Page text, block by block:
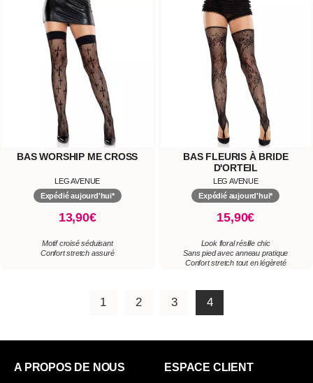
BAS WORSHIP ME CROSS
LEG AVENUE
Expédié aujourd'hui*
13,90€
Motif croisé séduisant
Confort stretch assuré
BAS FLEURIS À BRIDE
D'ORTEIL
LEG AVENUE
Expédié aujourd'hui*
15,90€
Look floral résille chic
Sans pied avec anneau pratique
Confort stretch tout en légèreté
1 2 3 4
A PROPOS DE NOUS ESPACE CLIENT